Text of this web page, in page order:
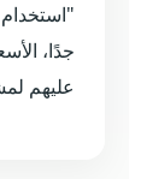
جدًا،
عليهم